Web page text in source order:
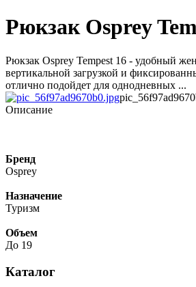
Рюкзак Osprey
Рюкзак Osprey Tempest 16 - удобный
вертикальной загрузкой и
отлично подойдет для однодневных ...
Описание
Бренд
Osprey
Назначение
Туризм
Объем
До 19
Каталог